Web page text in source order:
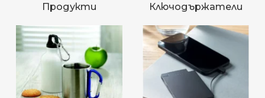
Продукти
Ключодържатели